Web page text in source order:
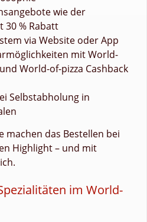
wie der
30 % Rabatt
via Website oder App
mit World-
World-of-pizza Cashback
Selbstabholung in
machen das Bestellen bei
Highlight – und mit
im World-